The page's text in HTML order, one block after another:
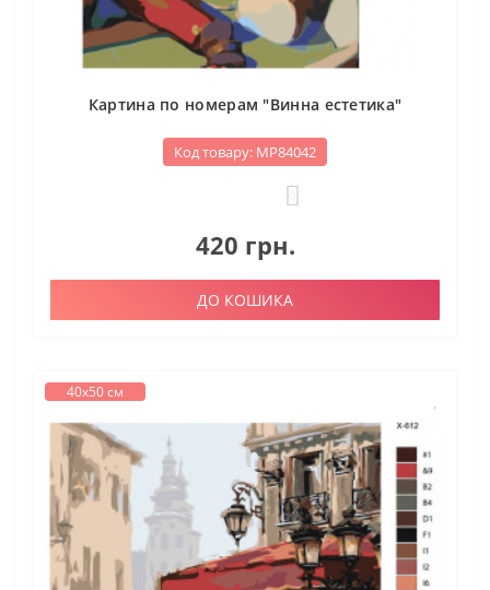
Картина по номерам "Винна естетика"
Код товару: МР84042
420 грн.
ДО КОШИКА
40х50 см